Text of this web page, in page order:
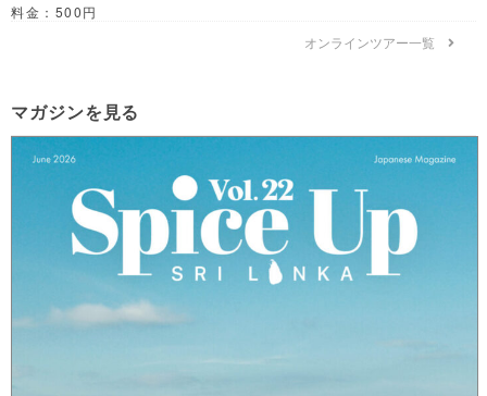
料金：500円
オンラインツアー一覧
マガジンを見る